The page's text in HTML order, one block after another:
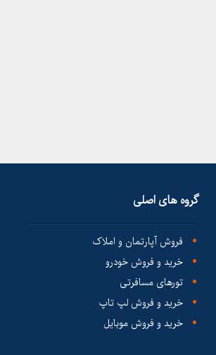
گروه های اصلی
فروش آپارتمان و املاک
خرید و فروش خودرو
تورهای مسافرتی
خرید و فروش لپ تاپ
خرید و فروش موبایل